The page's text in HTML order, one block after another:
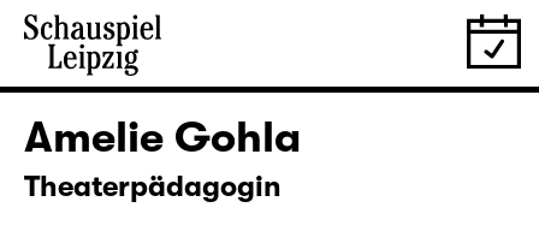
Amelie Gohla
Theaterpädagogin